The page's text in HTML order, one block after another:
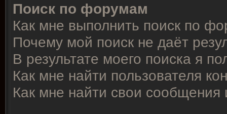
Поиск по форумам
Как мне выполнить поиск по
Почему мой поиск не даёт
В результате моего поиска я
Как мне найти пользователя
Как мне найти свои